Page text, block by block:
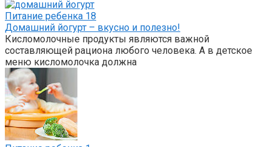
Питание ребенка 18
Домашний йогурт – вкусно и полезно!
Кисломолочные продукты являются важной
составляющей рациона любого человека. А в детское
меню кисломолочка должна